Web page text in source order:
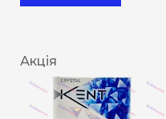
Акція